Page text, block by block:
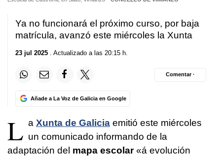
Ya no funcionará el próximo curso, por baja
matrícula, avanzó este miércoles la Xunta
23 jul 2025 . Actualizado a las 20:15 h.
Añade a La Voz de Galicia en Google
Comentar ·
L a Xunta de Galicia emitió este miércoles
un comunicado informando de la
adaptación del mapa escolar«á evolución